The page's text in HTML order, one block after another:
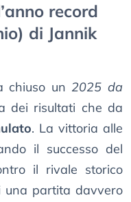
record
di Jannik
chiuso un 2025 da
dei risultati che da
. La vittoria alle
il successo del
il rivale storico
una partita davvero